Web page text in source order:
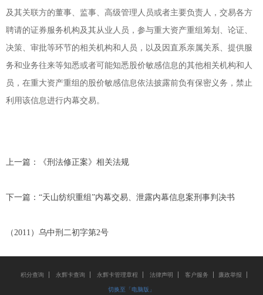
及其关联方的董事、监事、高级管理人员或者主要负责人，交易各方
聘请的证券服务机构及其从业人员，参与重大资产重组筹划、论证、
决策、审批等环节的相关机构和人员，以及因直系亲属关系、提供服
务和业务往来等知悉或者可能知悉股价敏感信息的其他相关机构和人
员，在重大资产重组的股价敏感信息依法披露前负有保密义务，禁止
利用该信息进行内幕交易。
上一篇： 《刑法修正案》相关法规
下一篇： “天山纺织重组”内幕交易、泄露内幕信息案刑事判决书
（2011）乌中刑二初字第2号
积分查询 永辉卡查询 永辉卡管理章程 法律声明 客户服务 廉政举报
切换至「电脑版」